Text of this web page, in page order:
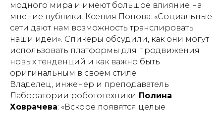
модного мира и имеют большое влияние на
мнение публики. Ксения Попова: «Социальные
сети дают нам возможность транслировать
наши идеи». Спикеры обсудили, как они могут
использовать платформы для продвижения
новых тенденций и как важно быть
оригинальным в своем стиле.
Владелец, инженер и преподаватель
Лаборатории робототехники Полина
Ховрачева: «Вскоре появятся целые